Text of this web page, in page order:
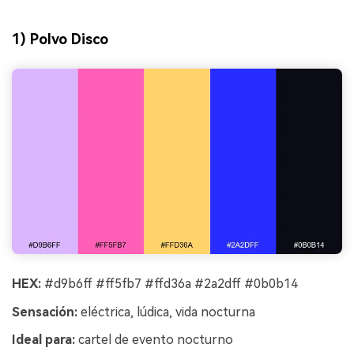
1) Polvo Disco
HEX: #d9b6ff #ff5fb7 #ffd36a #2a2dff #0b0b14
Sensación: eléctrica, lúdica, vida nocturna
Ideal para: cartel de evento nocturno